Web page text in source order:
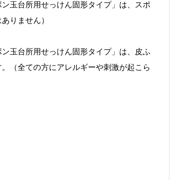
玉台所用せっけん固形タイプ」は、スポ
りません）
玉台所用せっけん固形タイプ」は、皮ふ
（全ての方にアレルギーや刺激が起こら